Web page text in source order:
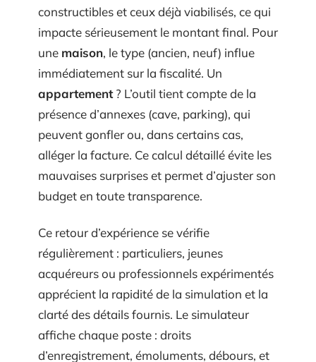
constructibles et ceux déjà viabilisés, ce qui
impacte sérieusement le montant final. Pour
une maison, le type (ancien, neuf) influe
immédiatement sur la fiscalité. Un
appartement? L’outil tient compte de la
présence d’annexes (cave, parking), qui
peuvent gonfler ou, dans certains cas,
alléger la facture. Ce calcul détaillé évite les
mauvaises surprises et permet d’ajuster son
budget en toute transparence.
Ce retour d’expérience se vérifie
régulièrement : particuliers, jeunes
acquéreurs ou professionnels expérimentés
apprécient la rapidité de la simulation et la
clarté des détails fournis. Le simulateur
affiche chaque poste : droits
d’enregistrement, émoluments, débours, et